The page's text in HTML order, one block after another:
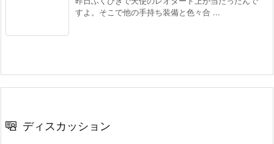
すよ。そこで他の手持ち装備と色々合 ...
ディスカッション